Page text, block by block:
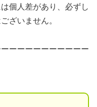
個人差があり、必ずし
ざいません。
ーーーーーーーーーー